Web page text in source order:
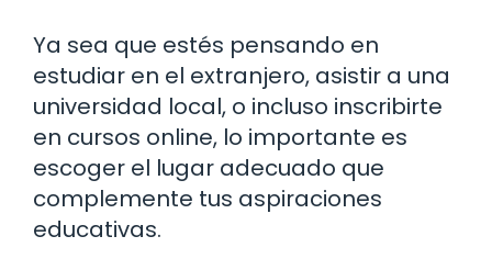
Ya sea que estés pensando en
estudiar en el extranjero, asistir a una
universidad local, o incluso inscribirte
en cursos online, lo importante es
escoger el lugar adecuado que
complemente tus aspiraciones
educativas.